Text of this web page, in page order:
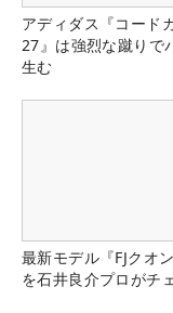
アディダス『コード
27』は強烈な蹴りで
生む
最新モデル『FJクオン
を石井良介プロがチ